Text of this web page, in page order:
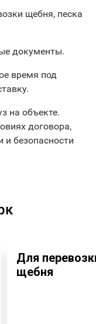
щебня, песка
документы.
время под
на объекте.
договора,
и безопасности
Для
щебня